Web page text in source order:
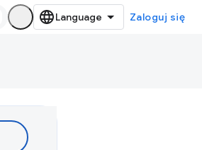
Zaloguj się